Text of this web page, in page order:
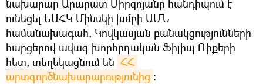
նախարար Արարատ Միրզոյանը հանդիպում է
ունեցել ԵԱՀԿ Մինսկի խմբի ԱՄՆ
համանախագահ, Կովկասյան բանակցությունների
հարցերով ավագ խորհրդական Ֆիլիպ Ռիքերի
հետ, տեղեկացնում են ՀՀ
արտգործնախարարությունից ։